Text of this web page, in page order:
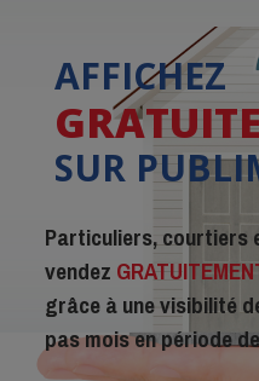
AFFICHEZ
SUR
Particuliers, courtiers
vendez
grâce à une visibilité
pas mois en période